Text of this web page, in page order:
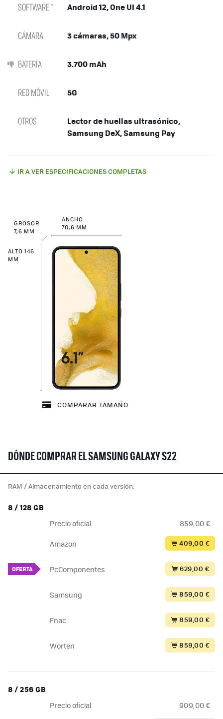
SOFTWARE * Android 12, One UI 4.1
CÁMARA 3 cámaras, 50 Mpx
BATERÍA 3.700 mAh
RED MÓVIL 5G
OTROS
Lector de huellas ultrasónico,
Samsung DeX, Samsung Pay
IR A VER ESPECIFICACIONES COMPLETAS
GROSOR
7,6 MM
ANCHO
70,6 MM
ALTO 146
MM
COMPARAR TAMAÑO
DÓNDE COMPRAR EL SAMSUNG GALAXY S22
RAM / Almacenamiento en cada versión:
8 / 128 GB
Precio oficial 859,00 €
Amazon 409,00 €
OFERTA PcComponentes 629,00 €
Samsung 859,00 €
Fnac 859,00 €
Worten 859,00 €
8 / 256 GB
Precio oficial 909,00 €